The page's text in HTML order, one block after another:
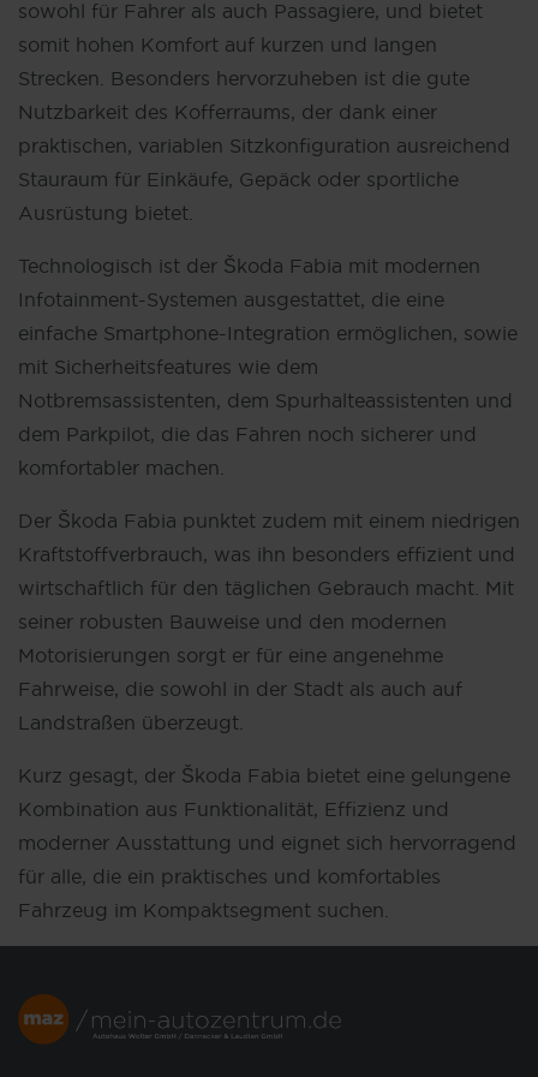
sowohl für Fahrer als auch Passagiere, und bietet
somit hohen Komfort auf kurzen und langen
Strecken. Besonders hervorzuheben ist die gute
Nutzbarkeit des Kofferraums, der dank einer
praktischen, variablen Sitzkonfiguration ausreichend
Stauraum für Einkäufe, Gepäck oder sportliche
Ausrüstung bietet.
Technologisch ist der Škoda Fabia mit modernen
Infotainment-Systemen ausgestattet, die eine
einfache Smartphone-Integration ermöglichen, sowie
mit Sicherheitsfeatures wie dem
Notbremsassistenten, dem Spurhalteassistenten und
dem Parkpilot, die das Fahren noch sicherer und
komfortabler machen.
Der Škoda Fabia punktet zudem mit einem niedrigen
Kraftstoffverbrauch, was ihn besonders effizient und
wirtschaftlich für den täglichen Gebrauch macht. Mit
seiner robusten Bauweise und den modernen
Motorisierungen sorgt er für eine angenehme
Fahrweise, die sowohl in der Stadt als auch auf
Landstraßen überzeugt.
Kurz gesagt, der Škoda Fabia bietet eine gelungene
Kombination aus Funktionalität, Effizienz und
moderner Ausstattung und eignet sich hervorragend
für alle, die ein praktisches und komfortables
Fahrzeug im Kompaktsegment suchen.